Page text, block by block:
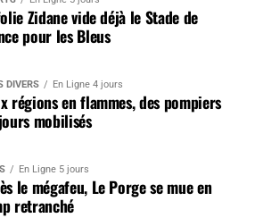
Zidane vide déjà le Stade de
pour les Bleus
DIVERS En Ligne 4 jours
régions en flammes, des pompiers
mobilisés
En Ligne 5 jours
le mégafeu, Le Porge se mue en
retranché